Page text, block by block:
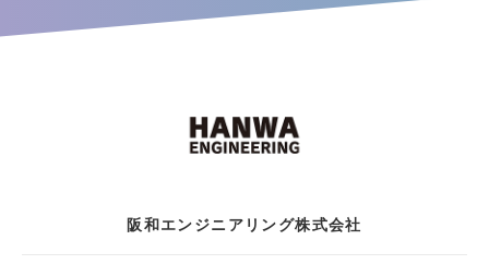
阪和エンジニアリング株式会社